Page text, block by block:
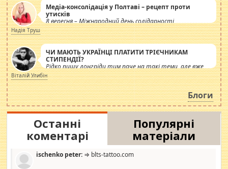
Медіа-консолідація у Полтаві – рецепт проти
утисків
8 вересня – Міжнародний день солідарності
журналістів.
Надія Труш
ЧИ МАЮТЬ УКРАЇНЦІ ПЛАТИТИ ТРІЄЧНИКАМ
СТИПЕНДІЇ?
Рідко пишу лонгріди тим паче на такі теми, але вже
просто дістало! Обурюють сьогоднішні інсенуації
навколо стипендіального питання. Штучно
роздувається ще одна соціальна катастрофа.
Віталій Улибін
Блоги
Останні
коментарі
Популярні
матеріали
ischenko peter: ⇒ blts-tattoo.com